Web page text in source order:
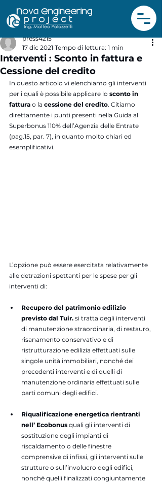
Interventi : Sconto in fattura e
Cessione del credito
press4215
17 dic 2021 Tempo di lettura: 1 min
In questo articolo vi elenchiamo gli interventi
per i quali è possibile applicare lo sconto in
fattura o la cessione del credito. Citiamo
direttamente i punti presenti nella Guida al
Superbonus 110% dell’Agenzia delle Entrate
(pag.15, par. 7), in quanto molto chiari ed
esemplificativi.
L’opzione può essere esercitata relativamente
alle detrazioni spettanti per le spese per gli
interventi di:
Recupero del patrimonio edilizio
previsto dal Tuir. si tratta degli interventi
di manutenzione straordinaria, di restauro,
risanamento conservativo e di
ristrutturazione edilizia effettuati sulle
singole unità immobiliari, nonché dei
precedenti interventi e di quelli di
manutenzione ordinaria effettuati sulle
parti comuni degli edifici.
Riqualificazione energetica rientranti
nell’ Ecobonus quali gli interventi di
sostituzione degli impianti di
riscaldamento o delle finestre
comprensive di infissi, gli interventi sulle
strutture o sull’involucro degli edifici,
nonché quelli finalizzati congiuntamente